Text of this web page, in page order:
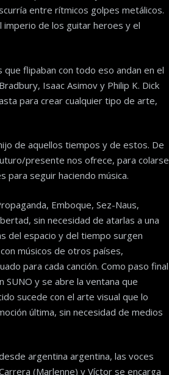
entre rítmicos golpes metálicos.
imperio de los guitar heroes y el
flipaban con todo eso andan en el
Isaac Asimov y Philip K. Dick
para crear cualquier tipo de arte,
de aquellos tiempos y de estos. De
presente nos ofrece, para colarse
seguir haciendo música.
Emboque, Sez-Naus,
sin necesidad de atarlas a una
del espacio y del tiempo surgen
músicos de otros países,
para cada canción. Como paso final
y se abre la ventana que
sucede con el arte visual que lo
última, sin necesidad de medios
argentina argentina, las voces
(Marlenne) y Víctor se encarga